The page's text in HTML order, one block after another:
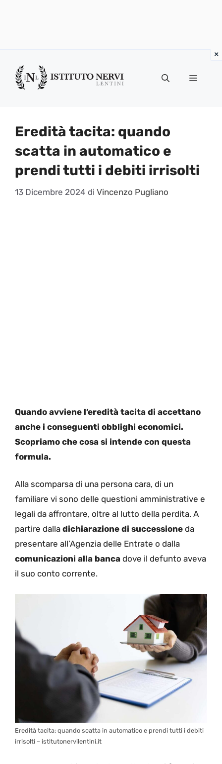
contenuto
Menu
Eredità tacita: quando
scatta in automatico e
prendi tutti i debiti irrisolti
13 Dicembre 2024 di Vincenzo Pugliano
Quando avviene l’eredità tacita di accettano
anche i conseguenti obblighi economici.
Scopriamo che cosa si intende con questa
formula.
Alla scomparsa di una persona cara, di un
familiare vi sono delle questioni amministrative e
legali da affrontare, oltre al lutto della perdita. A
partire dalla dichiarazione di successione da
presentare all’Agenzia delle Entrate o dalla
comunicazioni alla banca dove il defunto aveva
il suo conto corrente.
Eredità tacita: quando scatta in automatico e prendi tutti i debiti
irrisolti – istitutonervilentini.it